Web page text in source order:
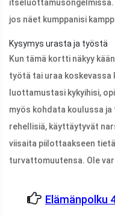
jos näet kumppanisi
Kysymys urasta ja työstä
Kun tämä kortti näkyy
työtä tai uraa koskevassa
luottamustasi kykyihisi,
myös kohdata koulussa
rehellisiä, käyttäytyvät
viisaita piilottaakseen
turvattomuutensa. Ole
Elämänpolku